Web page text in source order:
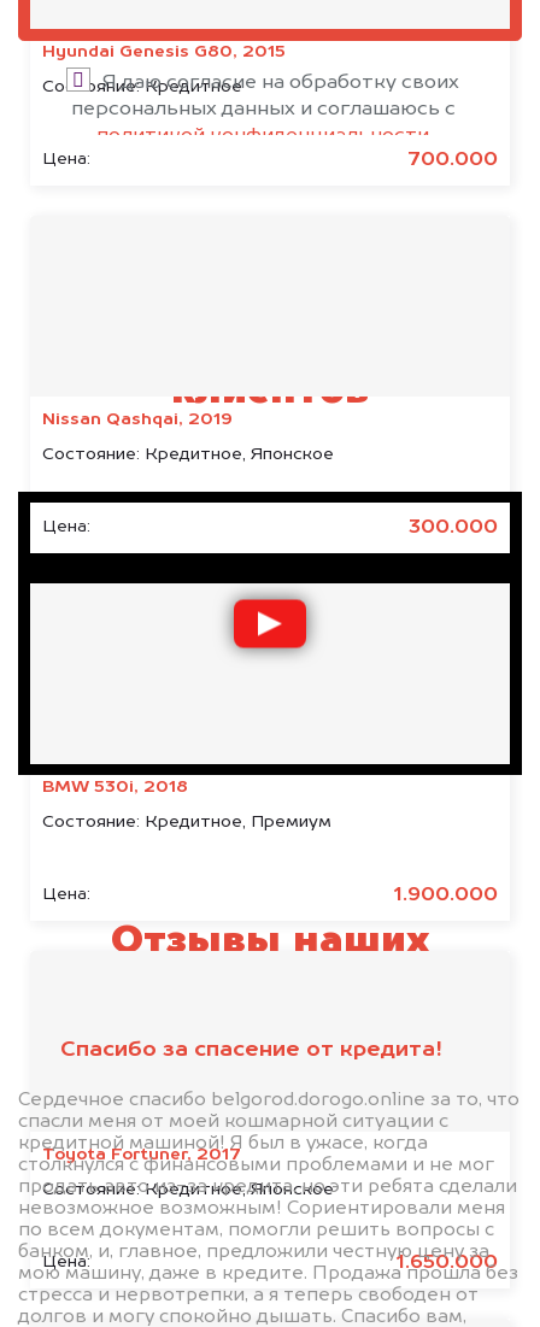
Hyundai Genesis G80, 2015
Состояние:Кредитное
Цена: 700.000
Nissan Qashqai, 2019
Состояние: Кредитное, Японское
Цена: 300.000
BMW 530i, 2018
Состояние: Кредитное, Премиум
Цена: 1.900.000
Toyota Fortuner, 2017
Состояние:Кредитное, Японское
Цена: 1.650.000
Я даю согласие на обработку своих
персональных данных и соглашаюсь с
политикой конфиденциальности
клиентов
Отзывы наших
Спасибо за спасение от кредита!
Сердечное спасибо belgorod.dorogo.online за то, что
спасли меня от моей кошмарной ситуации с
кредитной машиной! Я был в ужасе, когда
столкнулся с финансовыми проблемами и не мог
продать авто из-за кредита, но эти ребята сделали
невозможное возможным! Сориентировали меня
по всем документам, помогли решить вопросы с
банком, и, главное, предложили честную цену за
мою машину, даже в кредите. Продажа прошла без
стресса и нервотрепки, а я теперь свободен от
долгов и могу спокойно дышать. Спасибо вам,